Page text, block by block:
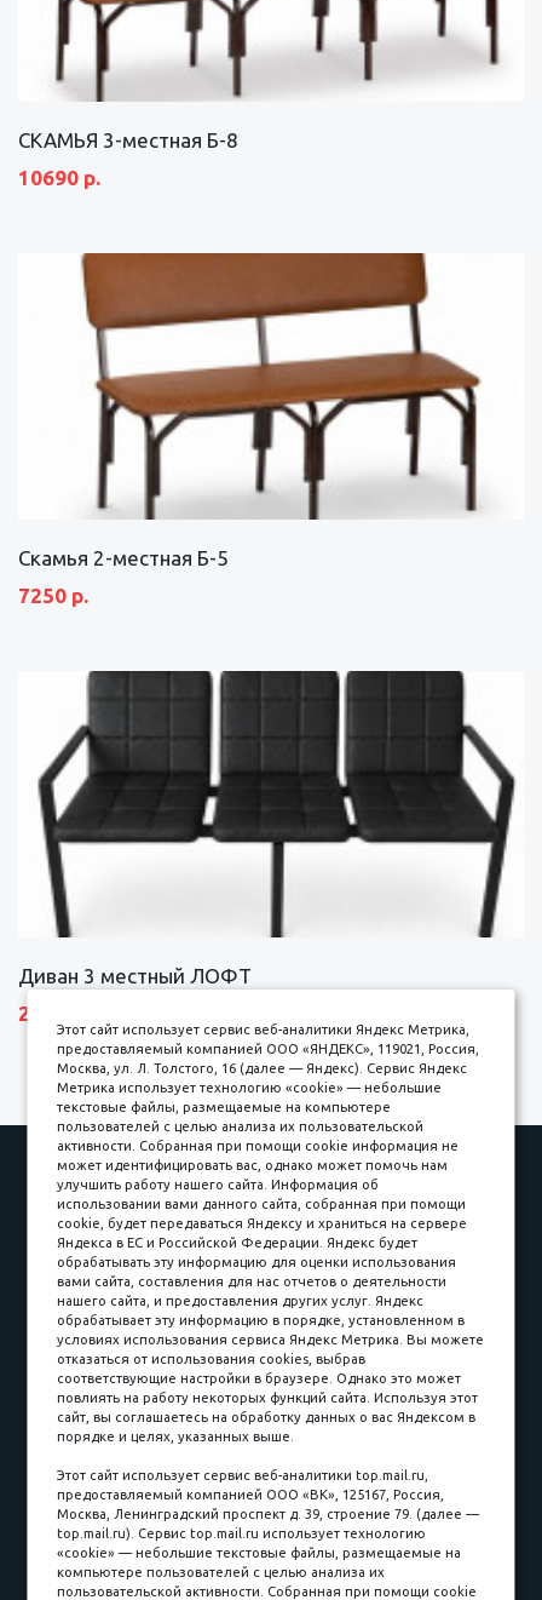
СКАМЬЯ 3-местная Б-8
10690 р.
Скамья 2-местная Б-5
7250 р.
Диван 3 местный ЛОФТ
27600 р.
Наши работы
Оплата
Доставка и сборка
Гарантии
Карьера в компании
Контакты
Принимаем к оплате
Наличные
пл. Соляная, 6, стр. 16
8 (3822) 60-70-30
8 (3822) 50-39-09
8 (3822) 22-77-68
Этот сайт использует сервис веб-аналитики Яндекс Метрика,
предоставляемый компанией ООО «ЯНДЕКС», 119021, Россия,
Москва, ул. Л. Толстого, 16 (далее — Яндекс). Сервис Яндекс
Метрика использует технологию «cookie» — небольшие
текстовые файлы, размещаемые на компьютере
пользователей с целью анализа их пользовательской
активности. Собранная при помощи cookie информация не
может идентифицировать вас, однако может помочь нам
улучшить работу нашего сайта. Информация об
использовании вами данного сайта, собранная при помощи
cookie, будет передаваться Яндексу и храниться на сервере
Яндекса в ЕС и Российской Федерации. Яндекс будет
обрабатывать эту информацию для оценки использования
вами сайта, составления для нас отчетов о деятельности
нашего сайта, и предоставления других услуг. Яндекс
обрабатывает эту информацию в порядке, установленном в
условиях использования сервиса Яндекс Метрика. Вы можете
отказаться от использования cookies, выбрав
соответствующие настройки в браузере. Однако это может
повлиять на работу некоторых функций сайта. Используя этот
сайт, вы соглашаетесь на обработку данных о вас Яндексом в
порядке и целях, указанных выше.
Этот сайт использует сервис веб-аналитики top.mail.ru,
предоставляемый компанией ООО «ВК», 125167, Россия,
Москва, Ленинградский проспект д. 39, строение 79. (далее —
top.mail.ru). Сервис top.mail.ru использует технологию
«cookie» — небольшие текстовые файлы, размещаемые на
компьютере пользователей с целью анализа их
пользовательской активности. Собранная при помощи cookie